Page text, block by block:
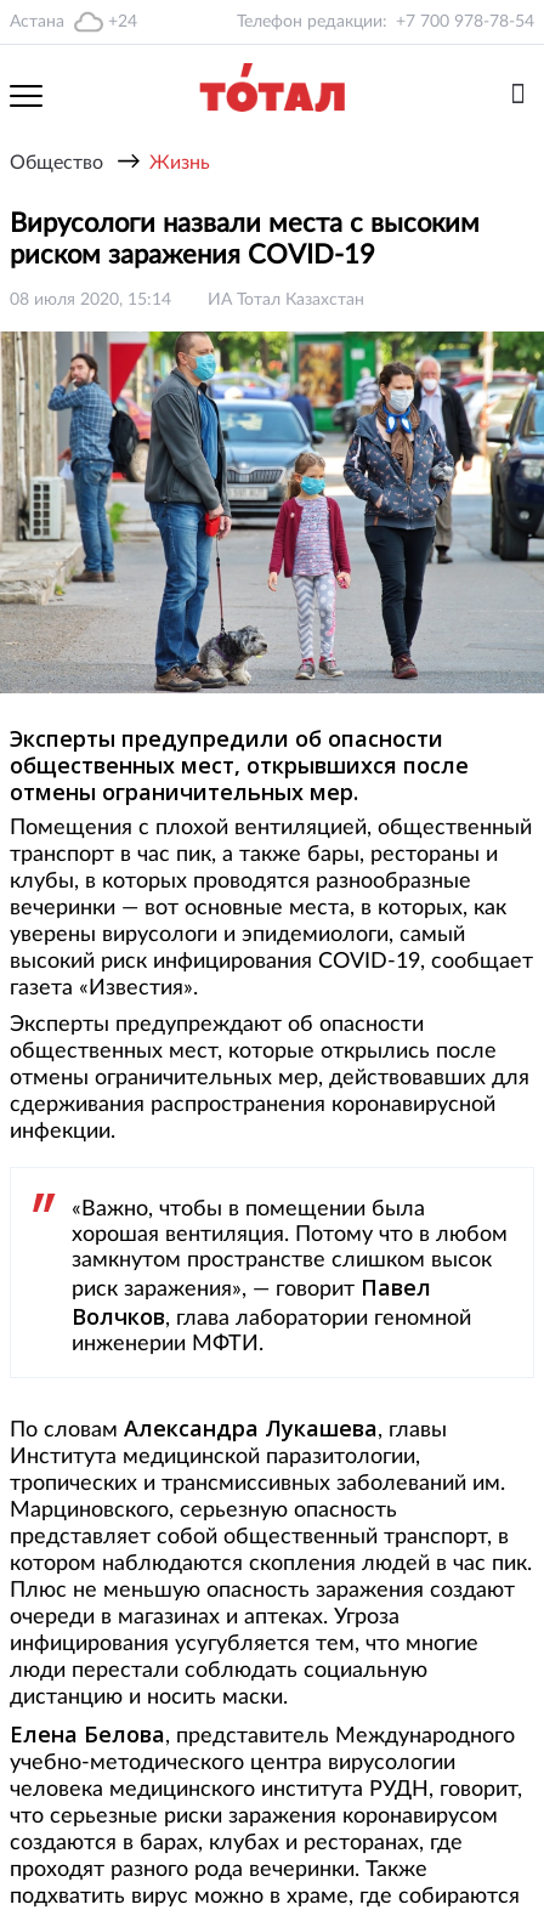
Астана +24 Телефон редакции: +7 700 978-78-54
Общество → Жизнь
Вирусологи назвали места с высоким
риском заражения COVID-19
08 июля 2020, 15:14 ИА Тотал Казахстан
Эксперты предупредили об опасности
общественных мест, открывшихся после
отмены ограничительных мер.
Помещения с плохой вентиляцией, общественный
транспорт в час пик, а также бары, рестораны и
клубы, в которых проводятся разнообразные
вечеринки — вот основные места, в которых, как
уверены вирусологи и эпидемиологи, самый
высокий риск инфицирования COVID-19, сообщает
газета «Известия».
Эксперты предупреждают об опасности
общественных мест, которые открылись после
отмены ограничительных мер, действовавших для
сдерживания распространения коронавирусной
инфекции.
«Важно, чтобы в помещении была
хорошая вентиляция. Потому что в любом
замкнутом пространстве слишком высок
риск заражения», — говорит Павел
Волчков, глава лаборатории геномной
инженерии МФТИ.
По словам Александра Лукашева, главы
Института медицинской паразитологии,
тропических и трансмиссивных заболеваний им.
Марциновского, серьезную опасность
представляет собой общественный транспорт, в
котором наблюдаются скопления людей в час пик.
Плюс не меньшую опасность заражения создают
очереди в магазинах и аптеках. Угроза
инфицирования усугубляется тем, что многие
люди перестали соблюдать социальную
дистанцию и носить маски.
Елена Белова, представитель Международного
учебно-методического центра вирусологии
человека медицинского института РУДН, говорит,
что серьезные риски заражения коронавирусом
создаются в барах, клубах и ресторанах, где
проходят разного рода вечеринки. Также
подхватить вирус можно в храме, где собираются